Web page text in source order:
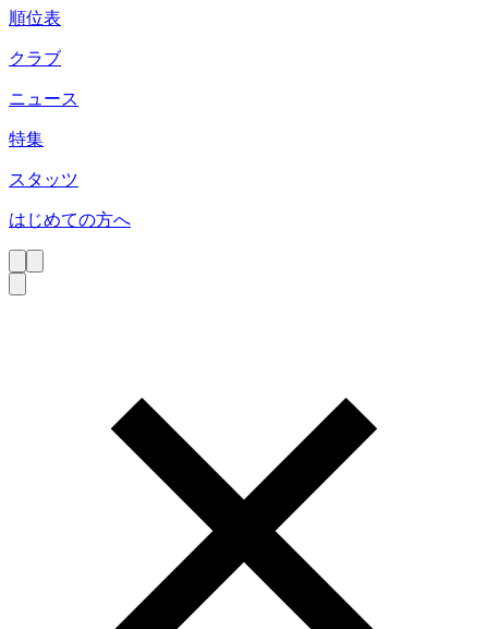
順位表
クラブ
ニュース
特集
スタッツ
はじめての方へ